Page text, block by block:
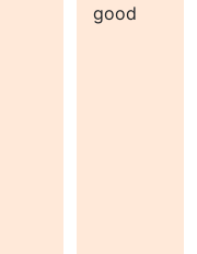
good